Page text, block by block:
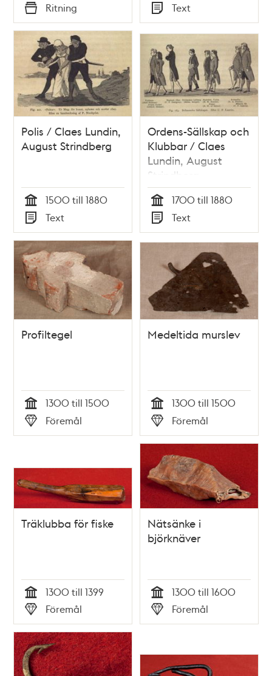
Tid
Typ
Ritning
Tid
Typ
Text
Polis / Claes Lundin,
August Strindberg
Tid
1500 till 1880
Typ
Text
Ordens-Sällskap och
Klubbar / Claes
Lundin, August
Strindberg
Tid
1700 till 1880
Typ
Text
Profiltegel
Tid
1300 till 1500
Typ
Föremål
Medeltida murslev
Tid
1300 till 1500
Typ
Föremål
Träklubba för fiske
Tid
1300 till 1399
Typ
Föremål
Nätsänke i
björknäver
Tid
1300 till 1600
Typ
Föremål